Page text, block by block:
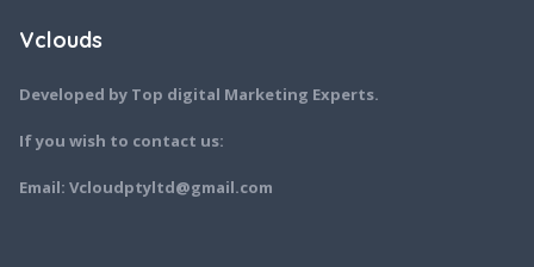
Vclouds
Developed by Top digital Marketing Experts.
If you wish to contact us:
Email: Vcloudptyltd@gmail.com